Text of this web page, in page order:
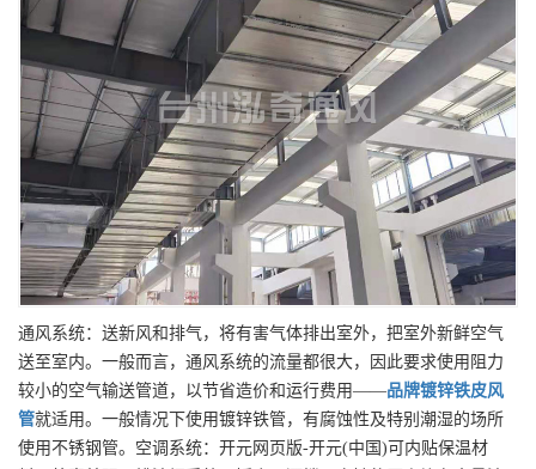
通风系统：送新风和排气，将有害气体排出室外，把室外新鲜空气
送至室内。一般而言，通风系统的流量都很大，因此要求使用阻力
较小的空气输送管道，以节省造价和运行费用——品牌镀锌铁皮风
管就适用。一般情况下使用镀锌铁管，有腐蚀性及特别潮湿的场所
使用不锈钢管。空调系统：开元网页版-开元(中国)可内贴保温材